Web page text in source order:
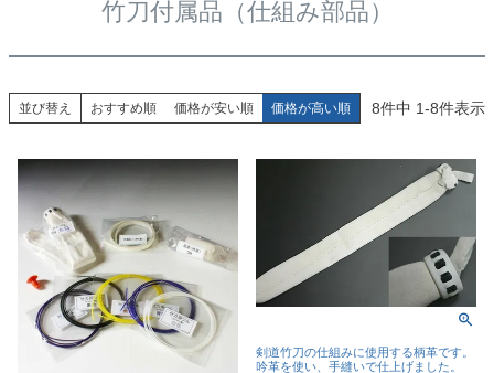
竹刀付属品（仕組み部品）
並び替え おすすめ順 価格が安い順 価格が高い順 8件中 1-8件表示
剣道竹刀の仕組みに使用する柄革です。
吟革を使い、手縫いで仕上げました。